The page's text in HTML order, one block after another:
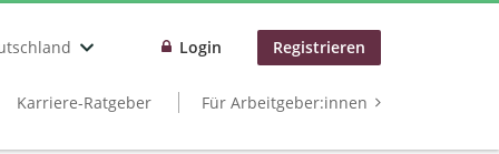
Login Registrieren
Karriere-Ratgeber Für Arbeitgeber:innen